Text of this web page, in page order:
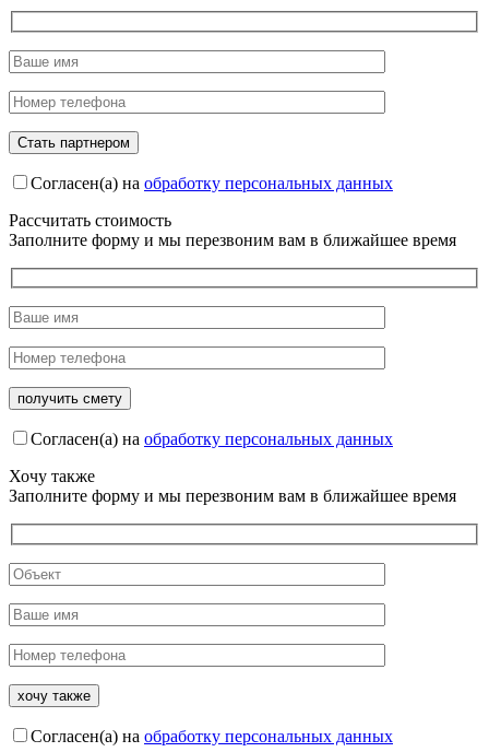
Согласен(а) на обработку персональных данных
Рассчитать стоимость
Заполните форму и мы перезвоним вам в ближайшее время
Согласен(а) на обработку персональных данных
Хочу также
Заполните форму и мы перезвоним вам в ближайшее время
Согласен(а) на обработку персональных данных